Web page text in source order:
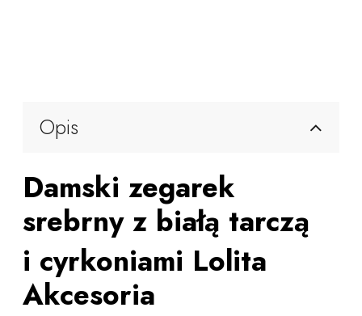
Opis
Damski zegarek
srebrny z białą tarczą
i cyrkoniami Lolita
Akcesoria